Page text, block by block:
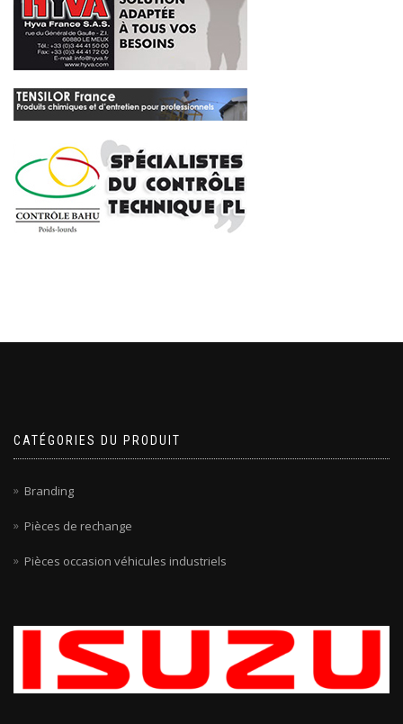
CATÉGORIES DU PRODUIT
Branding
Pièces de rechange
Pièces occasion véhicules industriels